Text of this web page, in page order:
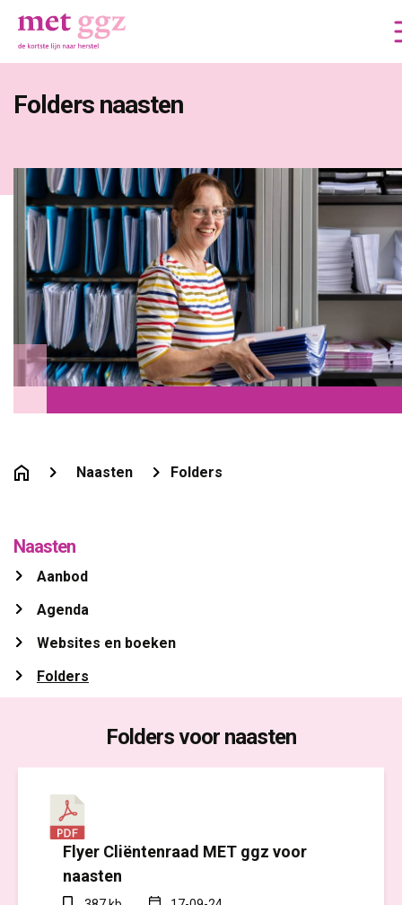
Folders naasten
Naasten Folders
Naasten
Aanbod
Agenda
Websites en boeken
Folders
Folders voor naasten
Flyer Cliëntenraad MET ggz voor
naasten